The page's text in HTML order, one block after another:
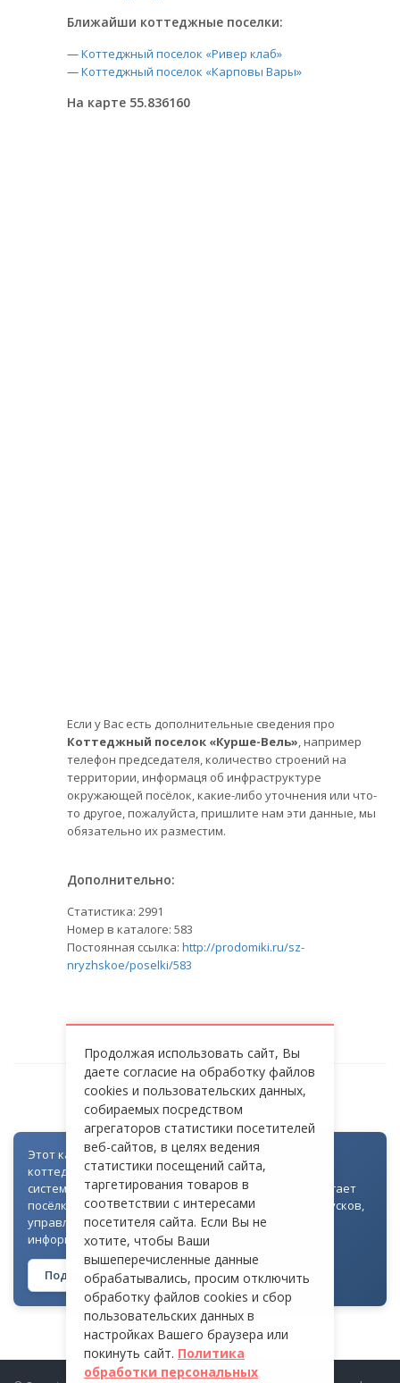
Ближайши коттеджные поселки:
—Коттеджный поселок «Ривер клаб»
—Коттеджный поселок «Карповы Вары»
На карте 55.836160
Если у Вас есть дополнительные сведения про
Коттеджный поселок «Курше-Вель», например
телефон председателя, количество строений на
территории, информаця об инфраструктуре
окружающей посёлок, какие-либо уточнения или что-
то другое, пожалуйста, пришлите нам эти данные, мы
обязательно их разместим.
Дополнительно:
Статистика: 2991
Номер в каталоге: 583
Постоянная ссылка: http://prodomiki.ru/sz-
nryzhskoe/poselki/583
КУРШЕ-ВЕЛЬ
Этот каталог создан как часть цифровой экосистемы
коттеджных посёлков: для всех объектов доступна
система контроля доступа через Telegram. Она помогает
посёлкам автоматизировать выдачу гостевых пропусков,
управлять доступом на территорию и оперативно
информировать жителей
Подробнее о технологии →
Продолжая использовать сайт, Вы
даете согласие на обработку файлов
cookies и пользовательских данных,
собираемых посредством
агрегаторов статистики посетителей
веб-сайтов, в целях ведения
статистики посещений сайта,
таргетирования товаров в
соответствии с интересами
посетителя сайта. Если Вы не
хотите, чтобы Ваши
вышеперечисленные данные
обрабатывались, просим отключить
обработку файлов cookies и сбор
пользовательских данных в
настройках Вашего браузера или
покинуть сайт. Политика
обработки персональных